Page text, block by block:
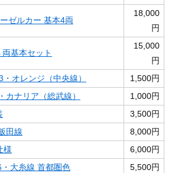
ゼルカー 基本4両
18,000
円
基本セット
15,000
円
オレンジ（中央線）
1,500円
カナリア（総武線）
1,000円
3,500円
田線
8,000円
様
6,000円
大糸線 首都圏色
5,500円